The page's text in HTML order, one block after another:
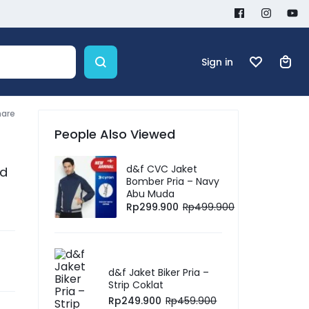
Sign in
People Also Viewed
d&f CVC Jaket
Bomber Pria – Navy
Abu Muda
Rp299.900 Rp499.900
d&f Jaket Biker Pria –
Strip Coklat
Rp249.900 Rp459.900